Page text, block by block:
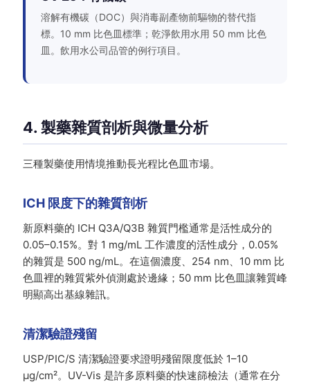
溶解有機碳（DOC）與消毒副產物前驅物的替代指
標。10 mm 比色皿標準；乾淨飲用水用 50 mm 比色
皿。飲用水公司品管的例行項目。
4. 製藥雜質剖析與微量分析
三種製藥使用情境推動長光程比色皿市場。
ICH 限度下的雜質剖析
新原料藥的 ICH Q3A/Q3B 雜質門檻通常是活性成分的
0.05–0.15%。對 1 mg/mL 工作濃度的活性成分，0.05%
的雜質是 500 ng/mL。在這個濃度、254 nm、10 mm 比
色皿裡的雜質紫外偵測處於邊緣；50 mm 比色皿讓雜質峰
明顯高出基線雜訊。
清潔驗證殘留
USP/PIC/S 清潔驗證要求證明殘留限度低於 1–10
µg/cm²。UV-Vis 是許多原料藥的快速篩檢法（通常在分